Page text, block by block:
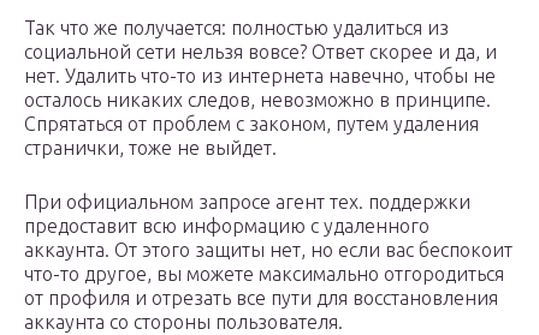
Так что же получается: полностью удалиться из
социальной сети нельзя вовсе? Ответ скорее и да, и
нет. Удалить что-то из интернета навечно, чтобы не
осталось никаких следов, невозможно в принципе.
Спрятаться от проблем с законом, путем удаления
странички, тоже не выйдет.
При официальном запросе агент тех. поддержки
предоставит всю информацию с удаленного
аккаунта. От этого защиты нет, но если вас беспокоит
что-то другое, вы можете максимально отгородиться
от профиля и отрезать все пути для восстановления
аккаунта со стороны пользователя.